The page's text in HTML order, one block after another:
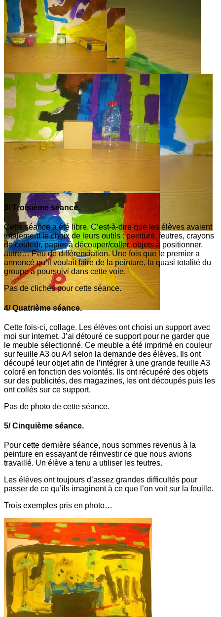
3/ Troisième séance.
Cette séance a été libre. C’est-à-dire que les élèves avaient
totalement le choix de leurs outils : peinture, feutres, crayons
de couleur, papier à découper/coller, objets à positionner,
autre… Peu de différenciation. Une fois que le premier a
annoncé qu’il voulait faire de la peinture, la quasi totalité du
groupe a poursuivi dans cette voie.
Pas de clichés pour cette séance.
4/ Quatrième séance.
Cette fois-ci, collage. Les élèves ont choisi un support avec
moi sur internet. J’ai détouré ce support pour ne garder que
le meuble sélectionné. Ce meuble a été imprimé en couleur
sur feuille A3 ou A4 selon la demande des élèves. Ils ont
découpé leur objet afin de l’intégrer à une grande feuille A3
coloré en fonction des volontés. Ils ont récupéré des objets
sur des publicités, des magazines, les ont découpés puis les
ont collés sur ce support.
Pas de photo de cette séance.
5/ Cinquième séance.
Pour cette dernière séance, nous sommes revenus à la
peinture en essayant de réinvestir ce que nous avions
travaillé. Un élève a tenu a utiliser les feutres.
Les élèves ont toujours d’assez grandes difficultés pour
passer de ce qu’ils imaginent à ce que l’on voit sur la feuille.
Trois exemples pris en photo…